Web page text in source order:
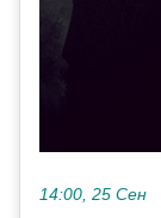
14:00, 25 Сен